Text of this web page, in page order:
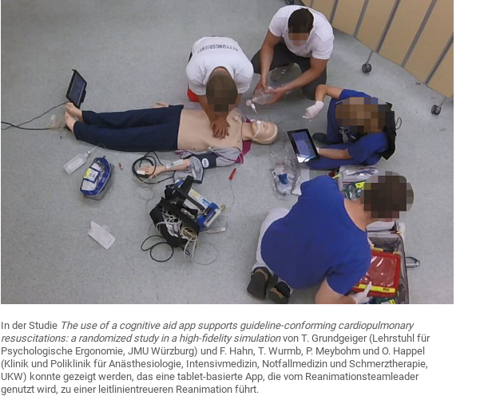
In der Studie The use of a cognitive aid app supports guideline-conforming cardiopulmonary
resuscitations: a randomized study in a high-fidelity simulationvon T. Grundgeiger (Lehrstuhl für
Psychologische Ergonomie, JMU Würzburg) und F. Hahn, T. Wurmb, P. Meybohm und O. Happel
(Klinik und Poliklinik für Anästhesiologie, Intensivmedizin, Notfallmedizin und Schmerztherapie,
UKW) konnte gezeigt werden, das eine tablet-basierte App, die vom Reanimationsteamleader
genutzt wird, zu einer leitlinientreueren Reanimation führt.